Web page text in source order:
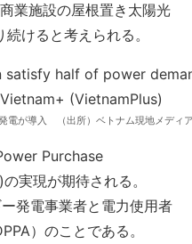
業施設の屋根置き太陽光
けると考えられる。
発電が導入 （出所）ベトナム現地メデ
Purchase
実現が期待される。
発電事業者と電力使用者
）のことである。